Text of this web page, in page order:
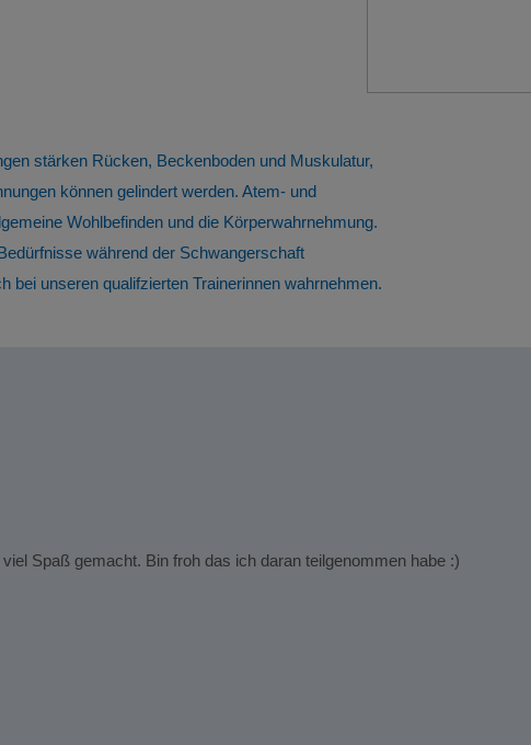
stärken Rücken, Beckenboden und Muskulatur,
können gelindert werden. Atem- und
Wohlbefinden und die Körperwahrnehmung.
während der Schwangerschaft
unseren qualifzierten Trainerinnen wahrnehmen.
Spaß gemacht. Bin froh das ich daran teilgenommen habe :)